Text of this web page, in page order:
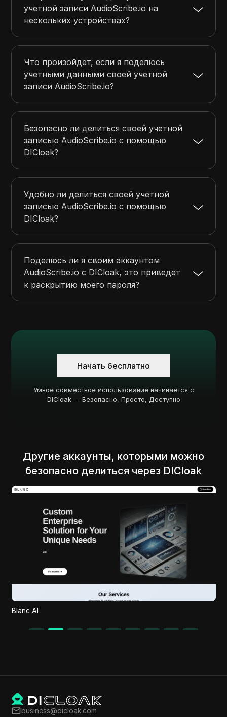
учетной записи AudioScribe.io на
нескольких устройствах?
Что произойдет, если я поделюсь
учетными данными своей учетной
записи AudioScribe.io?
Безопасно ли делиться своей учетной
записью AudioScribe.io с помощью
DICloak?
Удобно ли делиться своей учетной
записью AudioScribe.io с помощью
DICloak?
Поделюсь ли я своим аккаунтом
AudioScribe.io с DICloak, это приведет
к раскрытию моего пароля?
Начать бесплатно
Умное совместное использование начинается с
DICloak — Безопасно, Просто, Доступно
Другие аккаунты, которыми можно
безопасно делиться через DICloak
seoGeek
business@dicloak.com